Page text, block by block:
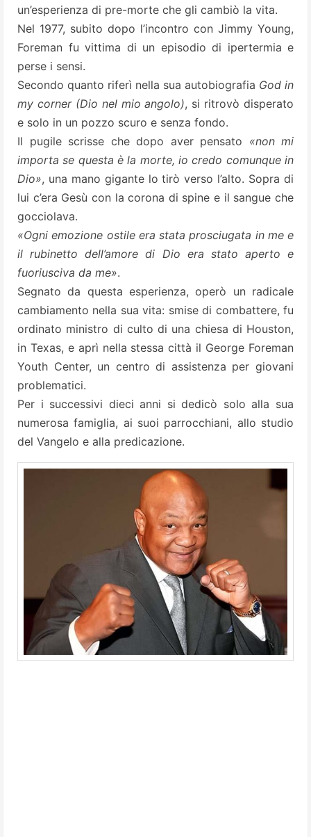
un’esperienza di pre-morte che gli cambiò la vita.
Nel 1977, subito dopo l’incontro con Jimmy Young,
Foreman fu vittima di un episodio di ipertermia e
perse i sensi.
Secondo quanto riferì nella sua autobiografia God in
my corner (Dio nel mio angolo), si ritrovò disperato
e solo in un pozzo scuro e senza fondo.
Il pugile scrisse che dopo aver pensato «non mi
importa se questa è la morte, io credo comunque in
Dio», una mano gigante lo tirò verso l’alto. Sopra di
lui c’era Gesù con la corona di spine e il sangue che
gocciolava.
«Ogni emozione ostile era stata prosciugata in me e
il rubinetto dell’amore di Dio era stato aperto e
fuoriusciva da me».
Segnato da questa esperienza, operò un radicale
cambiamento nella sua vita: smise di combattere, fu
ordinato ministro di culto di una chiesa di Houston,
in Texas, e aprì nella stessa città il George Foreman
Youth Center, un centro di assistenza per giovani
problematici.
Per i successivi dieci anni si dedicò solo alla sua
numerosa famiglia, ai suoi parrocchiani, allo studio
del Vangelo e alla predicazione.